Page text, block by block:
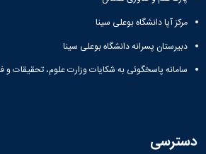
مرکز آپا دانشگاه بوعلی سینا
دبیرستان پسرانه دانشگاه بوعلی سینا
سامانه پاسخگوئی به شکایات وزارت علوم، تحقیقات و
دسترسی